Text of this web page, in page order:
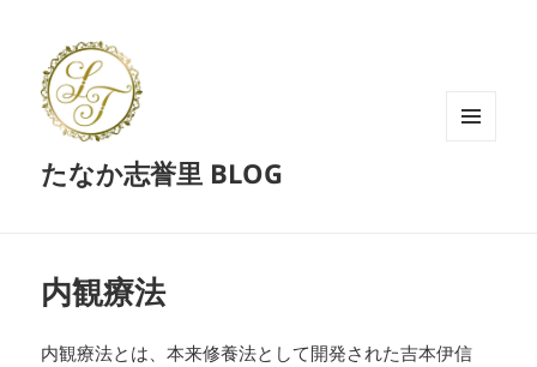
たなか志誉里 BLOG
内観療法
内観療法とは、本来修養法として開発された吉本伊信